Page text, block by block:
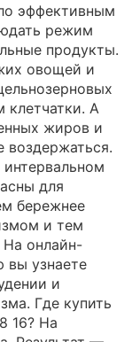
эффективным
режим
продукты.
овощей и
А
жиров и
воздержаться.
для
бережнее
и тем
На онлайн-
вы узнаете
и
Где купить
16? На